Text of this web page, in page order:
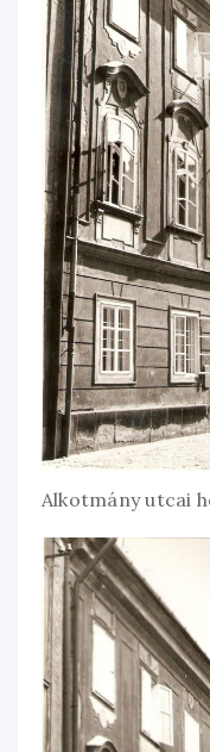
Alkotmány utcai